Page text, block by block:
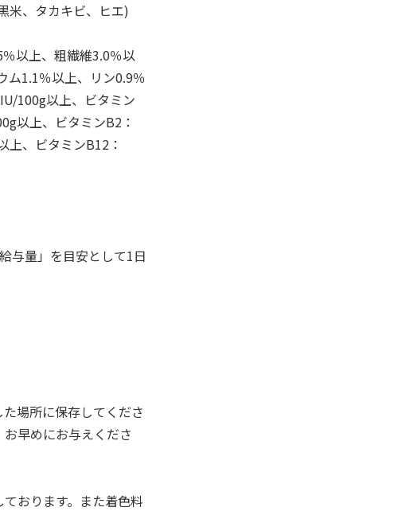
米、タカキビ、ヒエ)
以上、粗繊維3.0％以
ム1.1％以上、リン0.9％
100g以上、ビタミン
以上、ビタミンB2：
、ビタミンB12：
与量」を目安として1日
場所に保存してくださ
早めにお与えくださ
おります。また着色料